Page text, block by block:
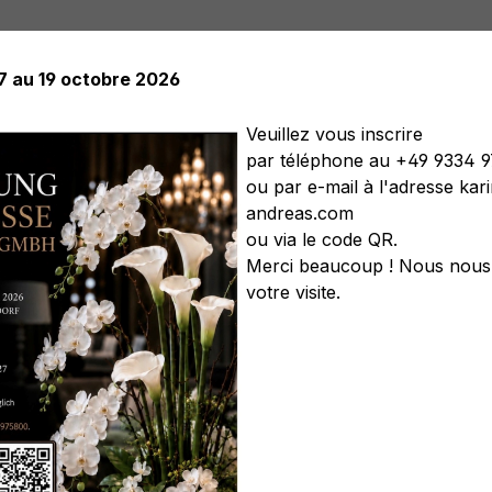
Plantes artificielles Arbres artificiels Soft Flower
artificiels Couronnes artificielles Légumes artificiels
boules en polystyrène
au 19 octobre 2026
Veuillez vous inscrire
par téléphone au +49 9334
ou par e-mail à l'adresse
andreas.com
ou via le code QR.
Merci beaucoup ! Nous
votre visite.